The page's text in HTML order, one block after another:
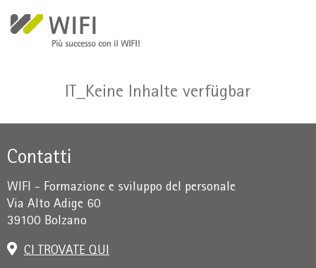
IT_Keine Inhalte verfügbar
Contatti
WIFI - Formazione e sviluppo del personale
Via Alto Adige 60
39100 Bolzano
CI TROVATE QUI